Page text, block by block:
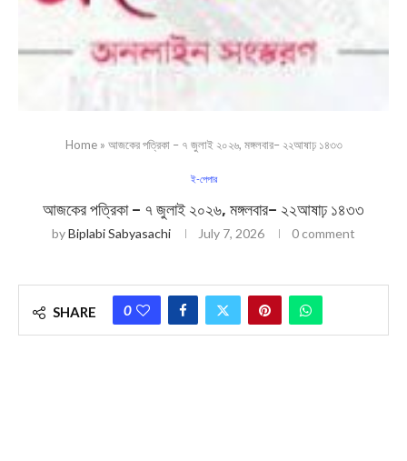
Home» আজকের পত্রিকা – ৭ জুলাই ২০২৬, মঙ্গলবার– ২২আষাঢ় ১৪৩৩
ই-পেপার
আজকের পত্রিকা – ৭ জুলাই ২০২৬, মঙ্গলবার– ২২আষাঢ় ১৪৩৩
byBiplabi Sabyasachi July 7, 2026 0 comment
SHARE 0